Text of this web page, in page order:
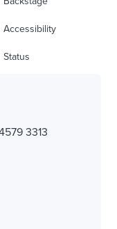
Accessibility
Status
3313